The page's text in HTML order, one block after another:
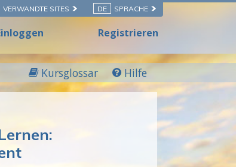
VERWANDTE SITES DE SPRACHE
Registrieren
Kursglossar Hilfe